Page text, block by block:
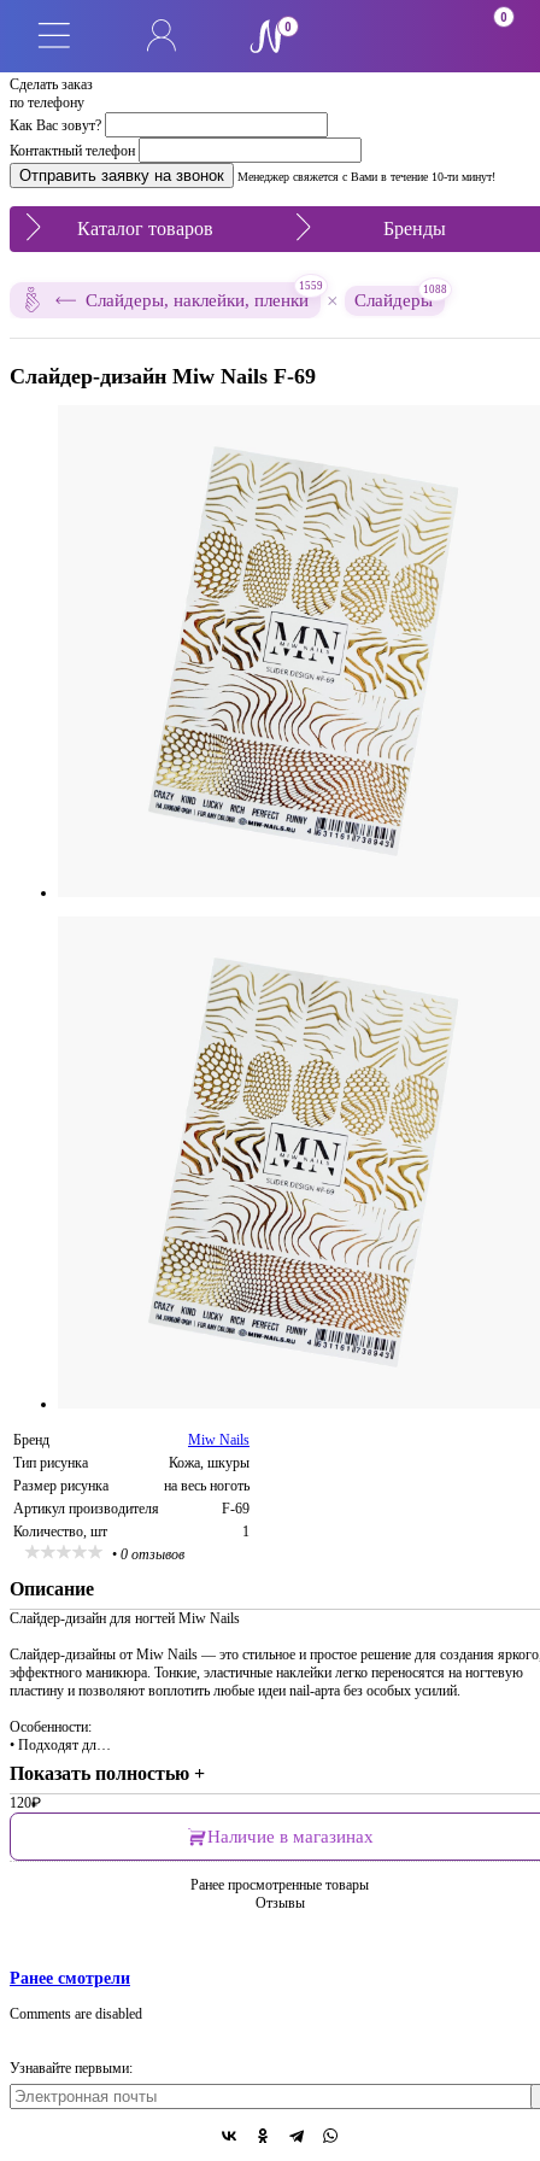
Сделать заказ
по телефону
Как Вас зовут?
Контактный телефон
Менеджер свяжется с Вами в течение 10-ти минут!
0
0
Каталог товаров Бренды
Слайдеры, наклейки, пленки
1559
× Слайдеры
1088
Слайдер-дизайн Miw Nails F-69
Бренд
Miw Nails
Тип рисунка
Кожа, шкуры
Размер рисунка
на весь ноготь
Артикул производителя
F-69
Количество, шт
1
• 0 отзывов
Описание
Слайдер-дизайн для ногтей Miw Nails
Слайдер-дизайны от Miw Nails — это стильное и простое решение для создания
эффектного маникюра. Тонкие, эластичные наклейки легко переносятся на ногтевую
пластину и позволяют воплотить любые идеи nail-арта без особых усилий.
Особенности:
• Подходят дл…
Показать полностью +
120₽
Наличие в магазинах
Ранее просмотренные товары
Отзывы
Ранее смотрели
Comments are disabled
Узнавайте первыми: